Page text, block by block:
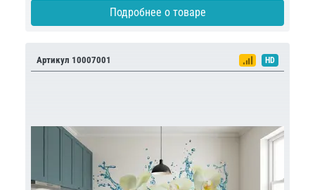
Подробнее о товаре
Артикул 10007001 HD